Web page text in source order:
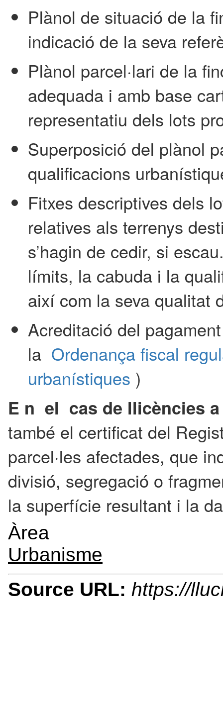
Plànol de situació de la
indicació de la seva
Plànol parcel·lari de la
adequada i amb base
representatiu dels lots
Superposició del plànol
qualificacions
Fitxes descriptives dels
relatives als terrenys
s’hagin de cedir, si
límits, la cabuda i la
així com la seva qualitat
Acreditació del
la Ordenança fiscal
urbanístiques )
E n el cas de llicències
també el certificat del
parcel·les afectades, que
divisió, segregació o
la superfície resultant i la
Àrea
Urbanisme
Source URL: https://